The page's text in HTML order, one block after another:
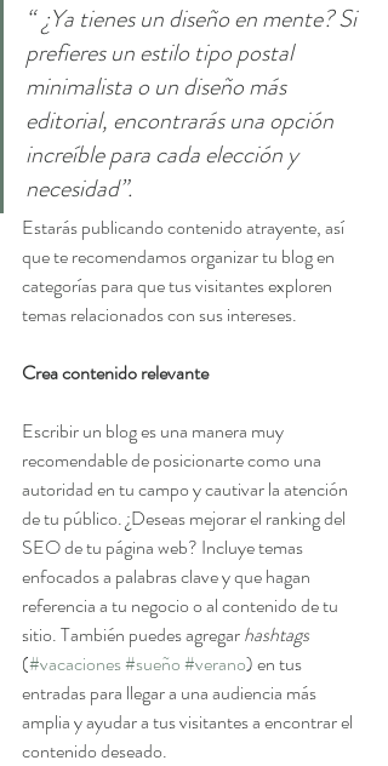
“  ¿Ya tienes un diseño en mente? Si
prefieres un estilo tipo postal
minimalista o un diseño más
editorial, encontrarás una opción
increíble para cada elección y
necesidad”.
Estarás publicando contenido atrayente, así
que te recomendamos organizar tu blog en
categorías para que tus visitantes exploren
temas relacionados con sus intereses.
Crea contenido relevante
Escribir un blog es una manera muy
recomendable de posicionarte como una
autoridad en tu campo y cautivar la atención
de tu público. ¿Deseas mejorar el ranking del
SEO de tu página web? Incluye temas
enfocados a palabras clave y que hagan
referencia a tu negocio o al contenido de tu
sitio. También puedes agregar hashtags
(#vacaciones#sueño#verano) en tus
entradas para llegar a una audiencia más
amplia y ayudar a tus visitantes a encontrar el
contenido deseado.